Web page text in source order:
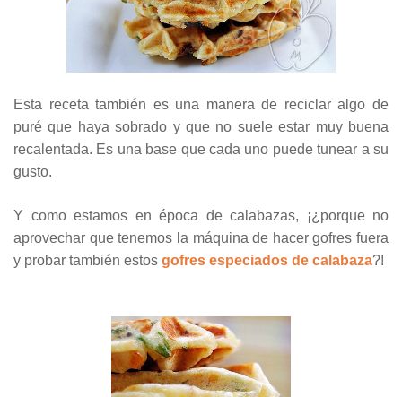
Esta receta también es una manera de reciclar algo de
puré que haya sobrado y que no suele estar muy buena
recalentada. Es una base que cada uno puede tunear a su
gusto.
Y como estamos en época de calabazas, ¡¿porque no
aprovechar que tenemos la máquina de hacer gofres fuera
y probar también estos gofres especiados de calabaza?!